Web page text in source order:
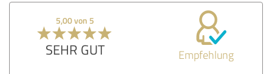
Umsetzung
Beratung
Bewertung anzeigen
5,00 von 5
SEHR GUT Empfehlung